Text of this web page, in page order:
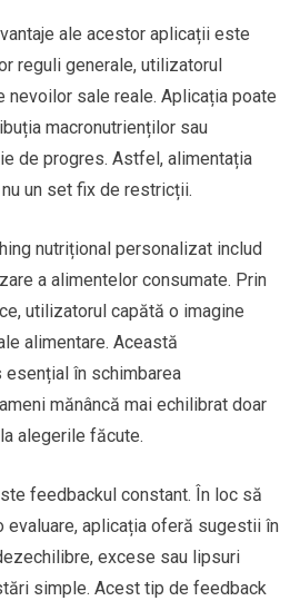
ale acestor aplicații este
reguli generale, utilizatorul
sale reale. Aplicația poate
macronutrienților sau
de progres. Astfel, alimentația
un set fix de restricții.
nutrițional personalizat includ
a alimentelor consumate. Prin
utilizatorul capătă o imagine
alimentare. Această
în schimbarea
mănâncă mai echilibrat doar
alegerile făcute.
feedbackul constant. În loc să
evaluare, aplicația oferă sugestii în
excese sau lipsuri
simple. Acest tip de feedback